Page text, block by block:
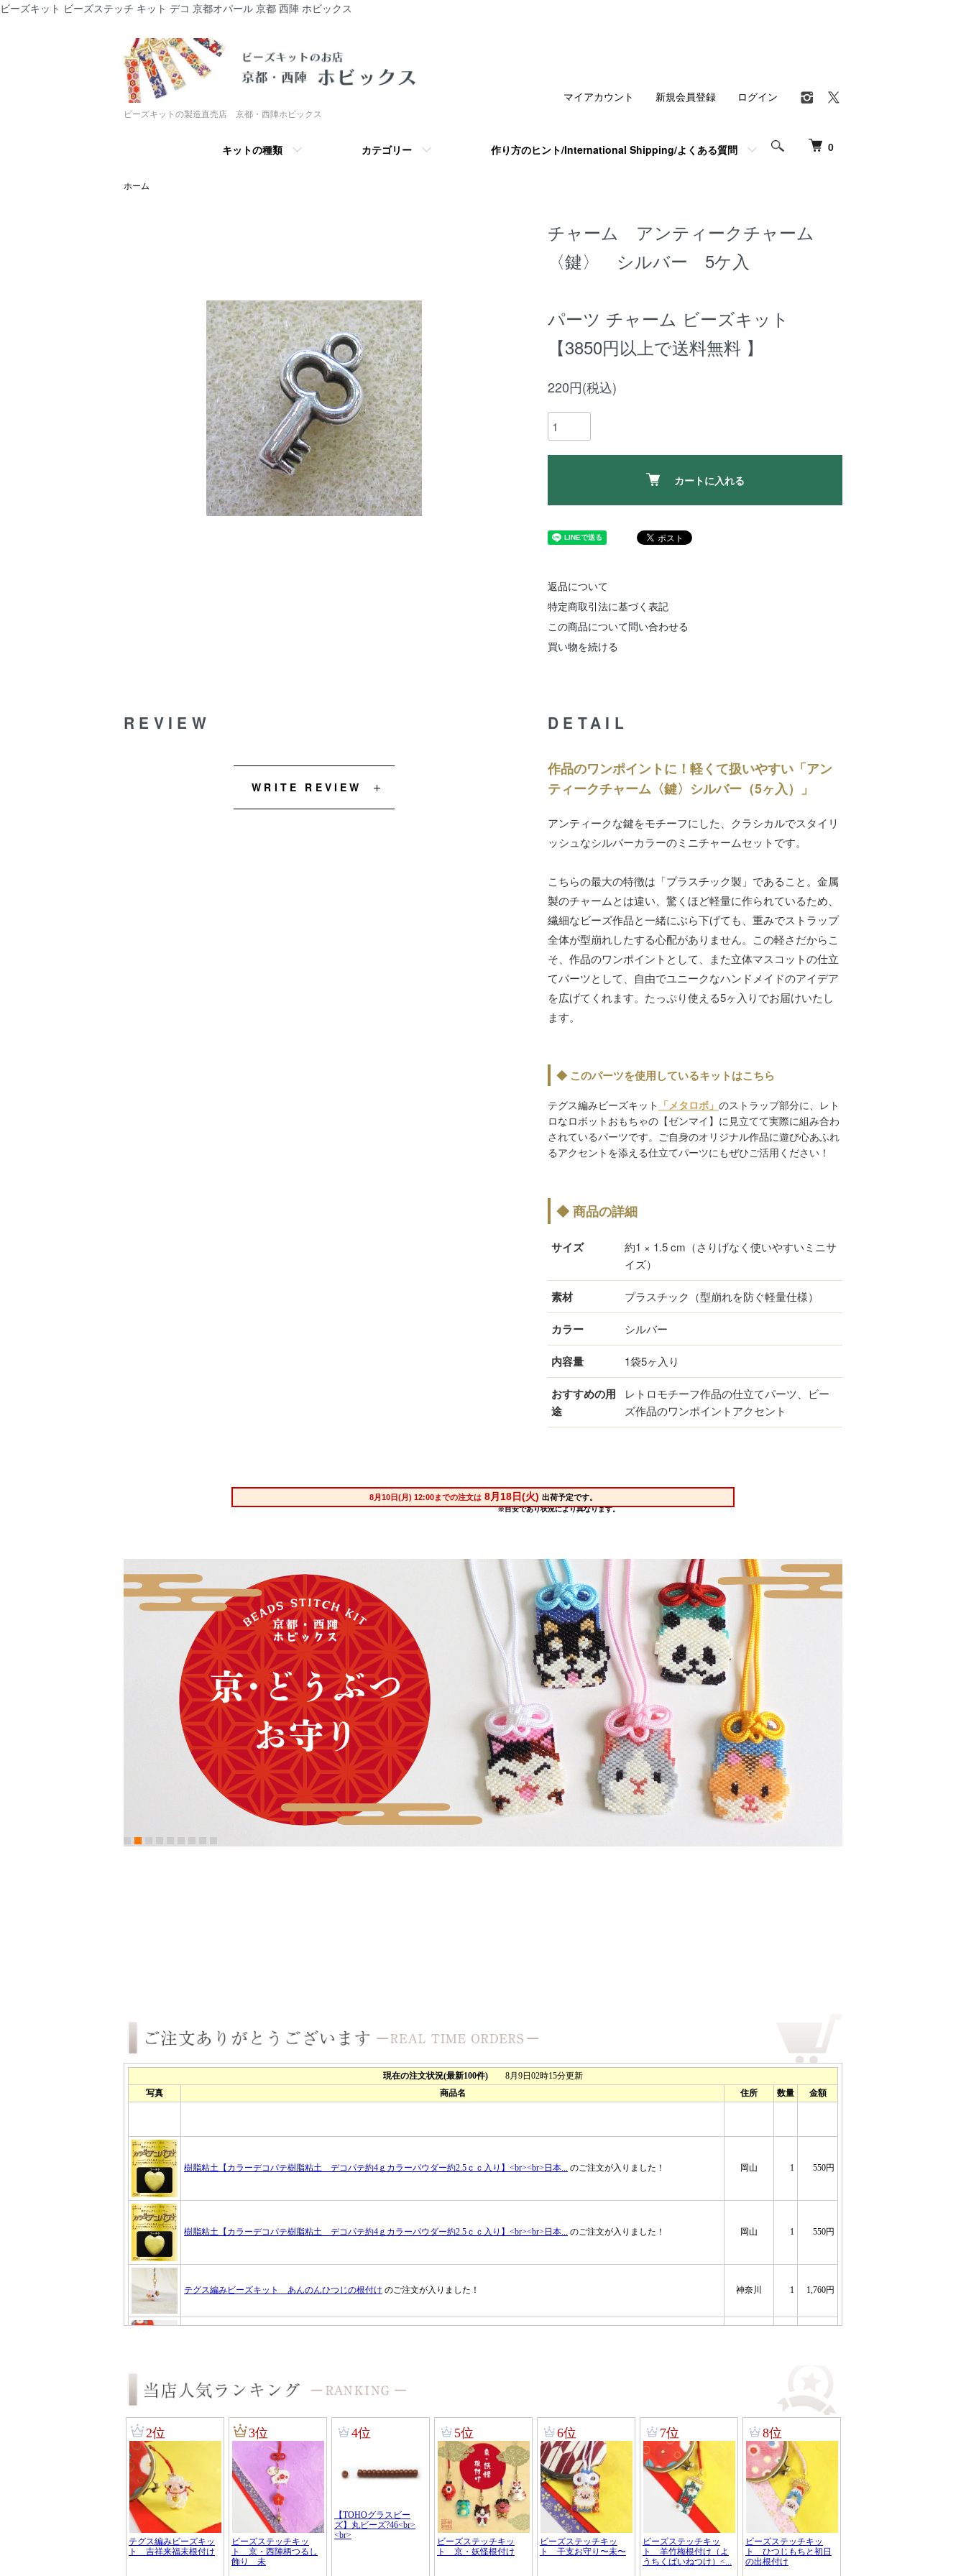
ビーズキット ビーズステッチ キット デコ 京都オパール 京都 西陣 ホビックス
ビーズキットの製造直売店 京都・西陣ホビックス
0
キットの種類 カテゴリー 作り方のヒント/International Shipping/よくある質問
マイアカウント 新規会員登録 ログイン
ホーム
チャーム アンティークチャーム
〈鍵〉 シルバー 5ケ入
パーツ チャーム ビーズキット
【3850円以上で送料無料 】
220円(税込)
カートに入れる
返品について
特定商取引法に基づく表記
この商品について問い合わせる
買い物を続ける
DETAIL
作品のワンポイントに！軽くて扱いやすい「アン
ティークチャーム〈鍵〉シルバー（5ヶ入）」
アンティークな鍵をモチーフにした、クラシカルでスタイリ
ッシュなシルバーカラーのミニチャームセットです。
こちらの最大の特徴は「プラスチック製」であること。金属
製のチャームとは違い、驚くほど軽量に作られているため、
繊細なビーズ作品と一緒にぶら下げても、重みでストラップ
全体が型崩れしたする心配がありません。この軽さだからこ
そ、作品のワンポイントとして、また立体マスコットの仕立
てパーツとして、自由でユニークなハンドメイドのアイデア
を広げてくれます。たっぷり使える5ヶ入りでお届けいたし
ます。
◆ このパーツを使用しているキットはこちら
テグス編みビーズキット 「メタロボ」 のストラップ部分に、レト
ロなロボットおもちゃの【ゼンマイ】に見立てて実際に組み合わ
されているパーツです。ご自身のオリジナル作品に遊び心あふれ
るアクセントを添える仕立てパーツにもぜひご活用ください！
◆ 商品の詳細
サイズ
約1 × 1.5 cm（さりげなく使いやすいミニサ
イズ）
素材 プラスチック（型崩れを防ぐ軽量仕様）
カラー シルバー
内容量 1袋5ヶ入り
おすすめの用
途
レトロモチーフ作品の仕立てパーツ、ビー
ズ作品のワンポイントアクセント
REVIEW
WRITE REVIEW